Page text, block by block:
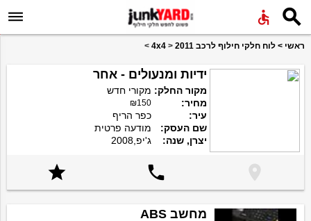
 
ראשי > לוח חלקי חילוף לרכב 4x4 > 2011
>
ידיות ומנעולים - אחר
מקור החלק: מקורי חדש
מחיר:
₪150
עיר:
כפר הריף
שם העסק:
מודעה פרטית
יצרן, שנה:
ג'יפ,2008



מחשב ABS